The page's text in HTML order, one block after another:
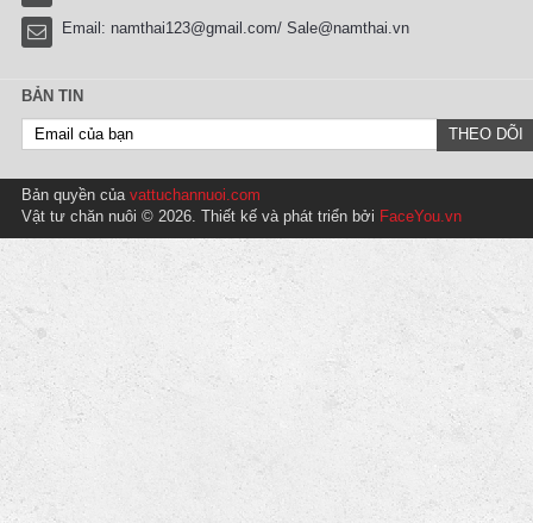
Email: namthai123@gmail.com/ Sale@namthai.vn
BẢN TIN
Bản quyền của vattuchannuoi.com
Vật tư chăn nuôi © 2026. Thiết kế và phát triển bởi FaceYou.vn